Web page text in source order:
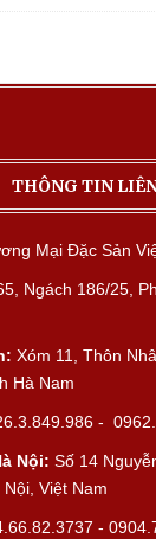
THÔNG TIN
Mại Đặc Sản
Ngách 186/25,
Xóm 11, Thôn
Hà Nam
-
Nội: Số 14
Việt Nam
-